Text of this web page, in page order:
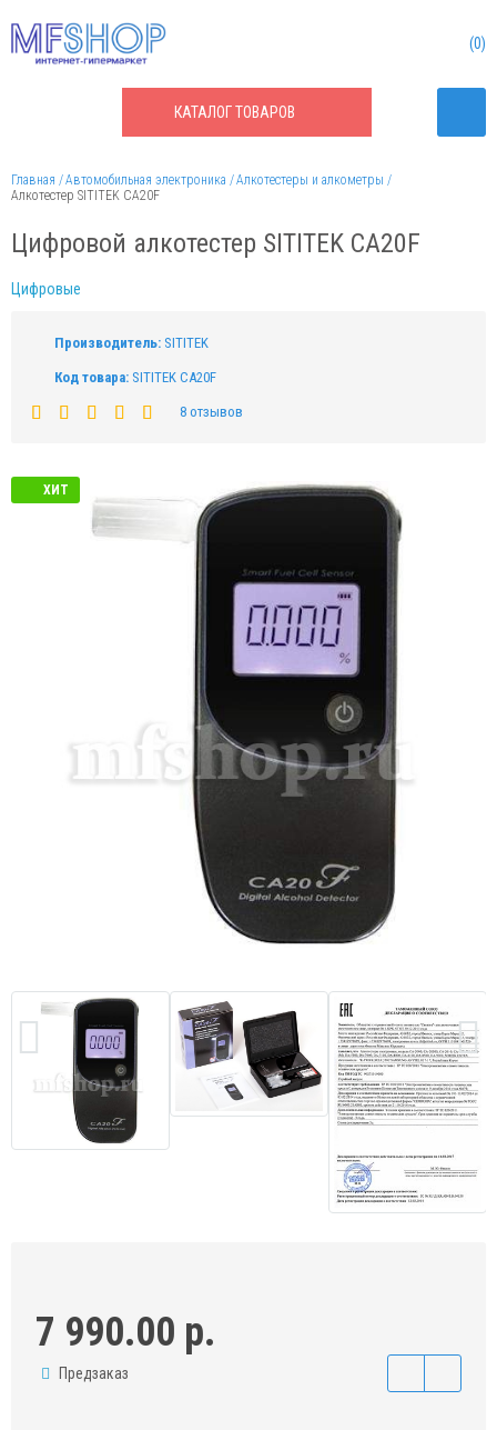
КАТАЛОГТОВАРОВ
0
Главная Автомобильная электроника
Алкотестеры и алкометры
Алкотестер SITITEK CA20F
Цифровой алкотестер SITITEK CA20F
Цифровые
Производитель: SITITEK
Код товара: SITITEK CA20F
8 отзывов
ХИТ
7 990.00 р.
Предзаказ